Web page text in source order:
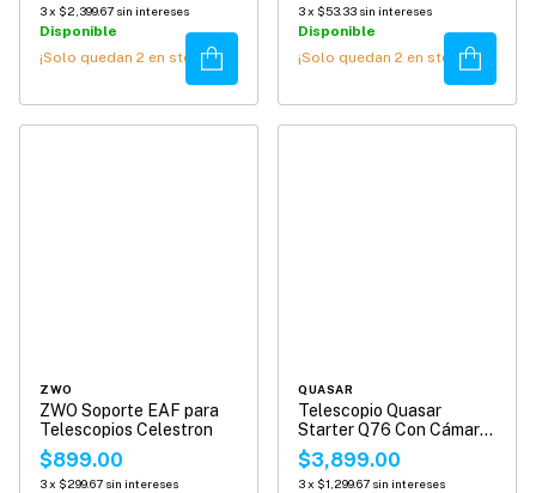
3x $2,399.67 sin intereses
Disponible
¡Solo quedan 2 en stock!Comprar
3x $53.33 sin intereses
Disponible
¡Solo quedan 2 en stock!Comprar
ZWO
ZWO Soporte EAF para
Telescopios Celestron
$899.00
3x $299.67 sin intereses
QUASAR
Telescopio Quasar
Starter Q76 Con Cámara
Wifi
$3,899.00
3x $1,299.67 sin intereses